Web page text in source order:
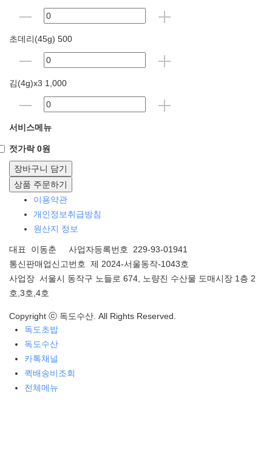
초데리(45g) 500
김(4g)x3 1,000
서비스메뉴
젓가락 0원
장바구니 담기
상품 주문하기
이용약관
개인정보취급방침
원산지 정보
대표 이동춘 사업자등록번호 229-93-01941
통신판매업신고번호 제 2024-서울동작-1043호
사업장 서울시 동작구 노들로 674, 노량진 수산물 도매시장 1층 2
호,3호,4호
Copyright ⓒ 독도수산. All Rights Reserved.
독도초밥
독도수산
카톡채널
퀵배송비조회
전체메뉴